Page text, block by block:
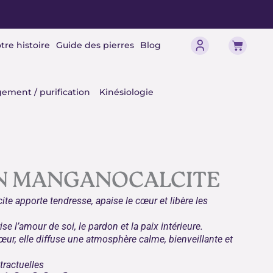
histoire Guide des pierres Blog Panier
/ purification Kinésiologie
MANGANOCALCITE
apporte tendresse, apaise le cœur et libère les
l’amour de soi, le pardon et la paix intérieure.
elle diffuse une atmosphère calme, bienveillante et